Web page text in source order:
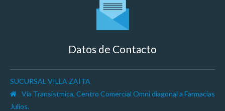
Datos de Contacto
SUCURSAL VILLA ZAITA
Vía Transístmica, Centro Comercial Omni diagonal a Farmacias
Julios.